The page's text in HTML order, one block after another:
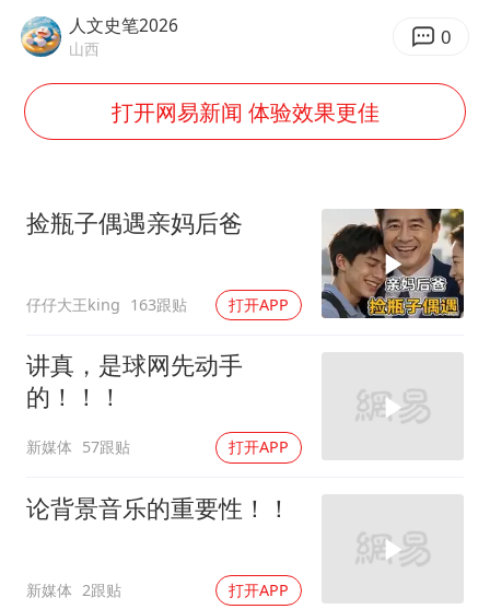
2025年小学教师减少13.19万
《龙餐馆》 冲奖
蒯曼挺进WTT横滨冠军赛女单四强
构建更高水平的全民健身公共服务体系
人文史笔2026
山西 0
打开网易新闻 体验效果更佳
捡瓶子偶遇亲妈后爸
仔仔大王king 163跟贴 打开APP
讲真，是球网先动手
的！！！
新媒体 57跟贴 打开APP
论背景音乐的重要性！！
新媒体 2跟贴 打开APP